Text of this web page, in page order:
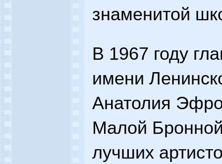
знаменитой
В 1967 году
имени
Анатолия
Малой
лучших